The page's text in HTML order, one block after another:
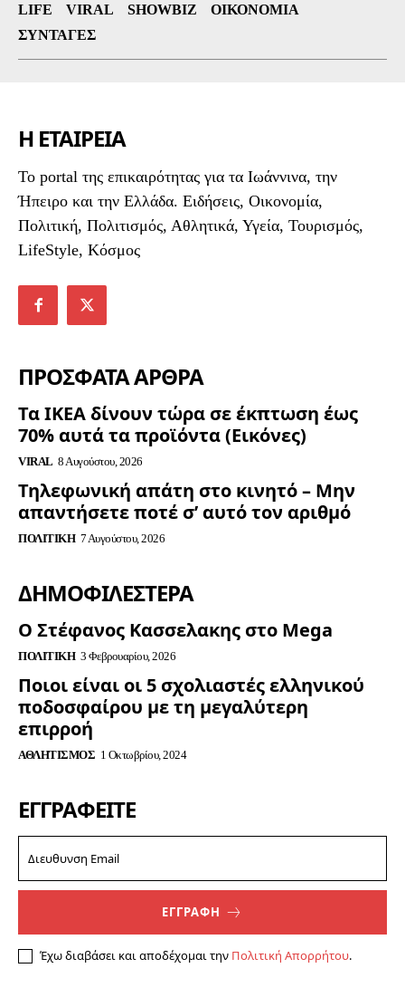
LIFE
VIRAL SHOWBIZ
ΟΙΚΟΝΟΜΊΑ
ΣΥΝΤΑΓΈΣ
Η ΕΤΑΙΡΕΙΑ
To portal της επικαιρότητας για τα Ιωάννινα, την
Ήπειρο και την Ελλάδα. Ειδήσεις, Οικονομία,
Πολιτική, Πολιτισμός, Αθλητικά, Υγεία, Τουρισμός,
LifeStyle, Κόσμος
ΠΡΟΣΦΑΤΑ ΑΡΘΡΑ
Τα ΙΚΕΑ δίνουν τώρα σε έκπτωση έως
70% αυτά τα προϊόντα (Εικόνες)
VIRAL 8 Αυγούστου, 2026
Τηλεφωνική απάτη στο κινητό – Μην
απαντήσετε ποτέ σ’ αυτό τον αριθμό
ΠΟΛΙΤΙΚΉ 7 Αυγούστου, 2026
ΔΗΜΟΦΙΛΈΣΤΕΡΑ
Ο Στέφανος Κασσελακης στο Mega
ΠΟΛΙΤΙΚΉ 3 Φεβρουαρίου, 2026
Ποιοι είναι οι 5 σχολιαστές ελληνικού
ποδοσφαίρου με τη μεγαλύτερη
επιρροή
ΑΘΛΗΤΙΣΜΌΣ 1 Οκτωβρίου, 2024
ΕΓΓΡΑΦΕΊΤΕ
ΕΓΓΡΑΦΗ
Έχω διαβάσει και αποδέχομαι την Πολιτική Απορρήτου.